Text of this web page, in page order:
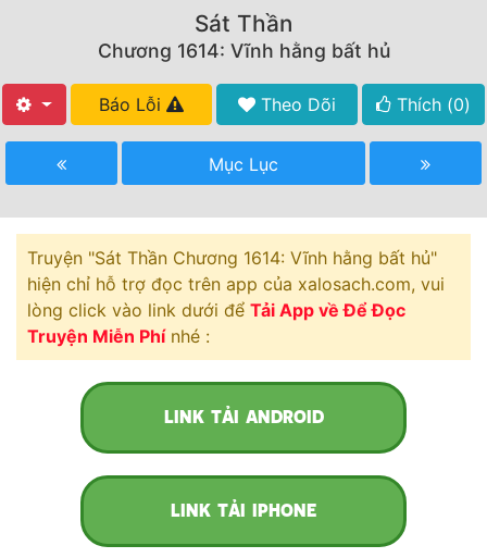
Tất Cả
Free
Hậu Cung
Truyện Convert
Truyện Dịch
Truyện Nhập Môn
Truyện ngắn
Sát Thần
Chương 1614: Vĩnh hằng bất hủ
Báo Lỗi Theo Dõi Thích (0)
Mục Lục
Truyện "Sát Thần Chương 1614: Vĩnh hằng bất hủ"
hiện chỉ hỗ trợ đọc trên app của xalosach.com, vui
lòng click vào link dưới để Tải App về Để Đọc
Truyện Miễn Phínhé :
LINK TẢI ANDROID
LINK TẢI IPHONE